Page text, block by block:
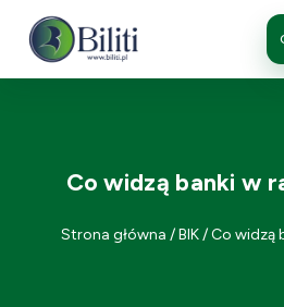
Co widzą banki w
Strona główna /BIK/Co widzą